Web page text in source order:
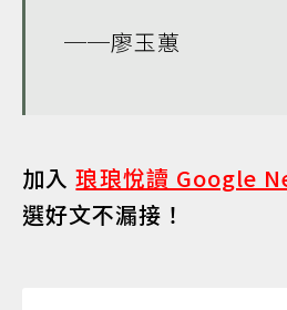
──廖玉蕙
加入琅琅悅讀 Google
選好文不漏接！